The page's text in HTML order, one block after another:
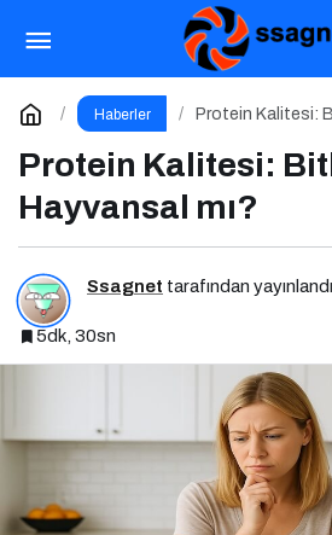
Haberler
Protein Kalitesi:
Protein Kalitesi:
Hayvansal mı?
Ssagnet tarafından yayınlandı
5dk, 30sn
Mitsubishi Heavy Klima
Yorum Yap